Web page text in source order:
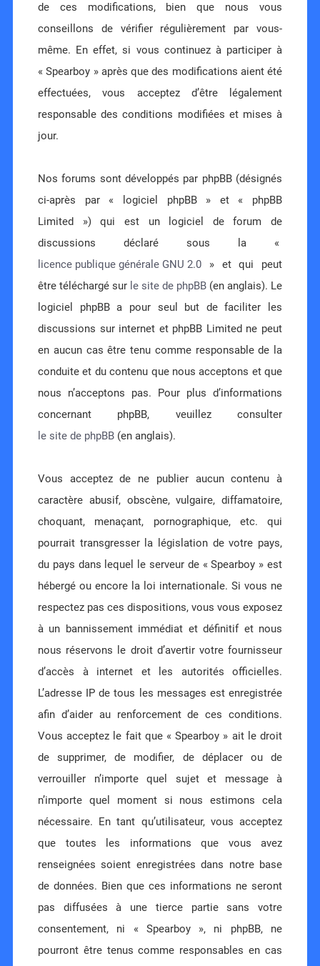
de ces modifications, bien que nous vous
conseillons de vérifier régulièrement par vous-
même. En effet, si vous continuez à participer à
« Spearboy » après que des modifications aient été
effectuées, vous acceptez d’être légalement
responsable des conditions modifiées et mises à
jour.
Nos forums sont développés par phpBB (désignés
ci-après par « logiciel phpBB » et « phpBB
Limited ») qui est un logiciel de forum de
discussions déclaré sous la «
licence publique générale GNU 2.0 » et qui peut
être téléchargé sur le site de phpBB (en anglais). Le
logiciel phpBB a pour seul but de faciliter les
discussions sur internet et phpBB Limited ne peut
en aucun cas être tenu comme responsable de la
conduite et du contenu que nous acceptons et que
nous n’acceptons pas. Pour plus d’informations
concernant phpBB, veuillez consulter
le site de phpBB (en anglais).
Vous acceptez de ne publier aucun contenu à
caractère abusif, obscène, vulgaire, diffamatoire,
choquant, menaçant, pornographique, etc. qui
pourrait transgresser la législation de votre pays,
du pays dans lequel le serveur de « Spearboy » est
hébergé ou encore la loi internationale. Si vous ne
respectez pas ces dispositions, vous vous exposez
à un bannissement immédiat et définitif et nous
nous réservons le droit d’avertir votre fournisseur
d’accès à internet et les autorités officielles.
L’adresse IP de tous les messages est enregistrée
afin d’aider au renforcement de ces conditions.
Vous acceptez le fait que « Spearboy » ait le droit
de supprimer, de modifier, de déplacer ou de
verrouiller n’importe quel sujet et message à
n’importe quel moment si nous estimons cela
nécessaire. En tant qu’utilisateur, vous acceptez
que toutes les informations que vous avez
renseignées soient enregistrées dans notre base
de données. Bien que ces informations ne seront
pas diffusées à une tierce partie sans votre
consentement, ni « Spearboy », ni phpBB, ne
pourront être tenus comme responsables en cas